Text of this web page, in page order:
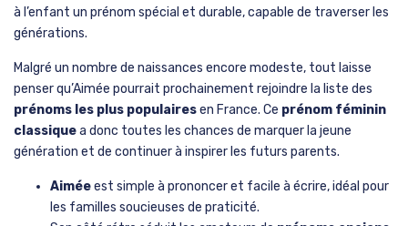
à l’enfant un prénom spécial et durable, capable de traverser les
générations.
Malgré un nombre de naissances encore modeste, tout laisse
penser qu’Aimée pourrait prochainement rejoindre la liste des
prénoms les plus populairesen France. Ce prénom féminin
classiquea donc toutes les chances de marquer la jeune
génération et de continuer à inspirer les futurs parents.
Aiméeest simple à prononcer et facile à écrire, idéal pour
les familles soucieuses de praticité.